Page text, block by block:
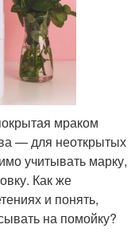
мраком
— для неоткрытых
учитывать марку,
Как же
и понять,
на помойку?